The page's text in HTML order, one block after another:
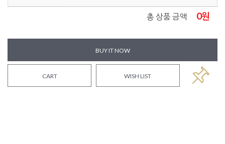
총 상품 금액 0원
BUY IT NOW
CART WISH LIST